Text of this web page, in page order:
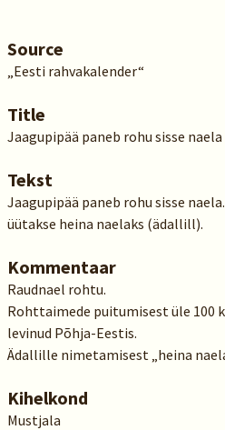
Source
„Eesti rahvakalender“
Title
Jaagupipää paneb rohu sisse naela
Tekst
Jaagupipää paneb rohu sisse
üütakse heina naelaks (ädallill).
Kommentaar
Raudnael rohtu.
Rohttaimede puitumisest üle 100
levinud Põhja-Eestis.
Ädallille nimetamisest „heina
Kihelkond
Mustjala